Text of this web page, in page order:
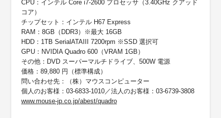
CPU：インテル Core i7-2600 プロセッサ（3.40GHz クアッド
コア）
チップセット：インテル H67 Express
RAM：8GB（DDR3）※最大 16GB
HDD：1TB SerialATAIII 7200rpm ※SSD 選択可
GPU：NVIDIA Quadro 600（VRAM 1GB）
その他：DVD スーパーマルチドライブ、500W 電源
価格：89,880 円（標準構成）
問い合わせ先：（株）マウスコンピューター
個人のお客様：03-6833-1010／法人のお客様：03-6739-3808
www.mouse-jp.co.jp/abest/quadro